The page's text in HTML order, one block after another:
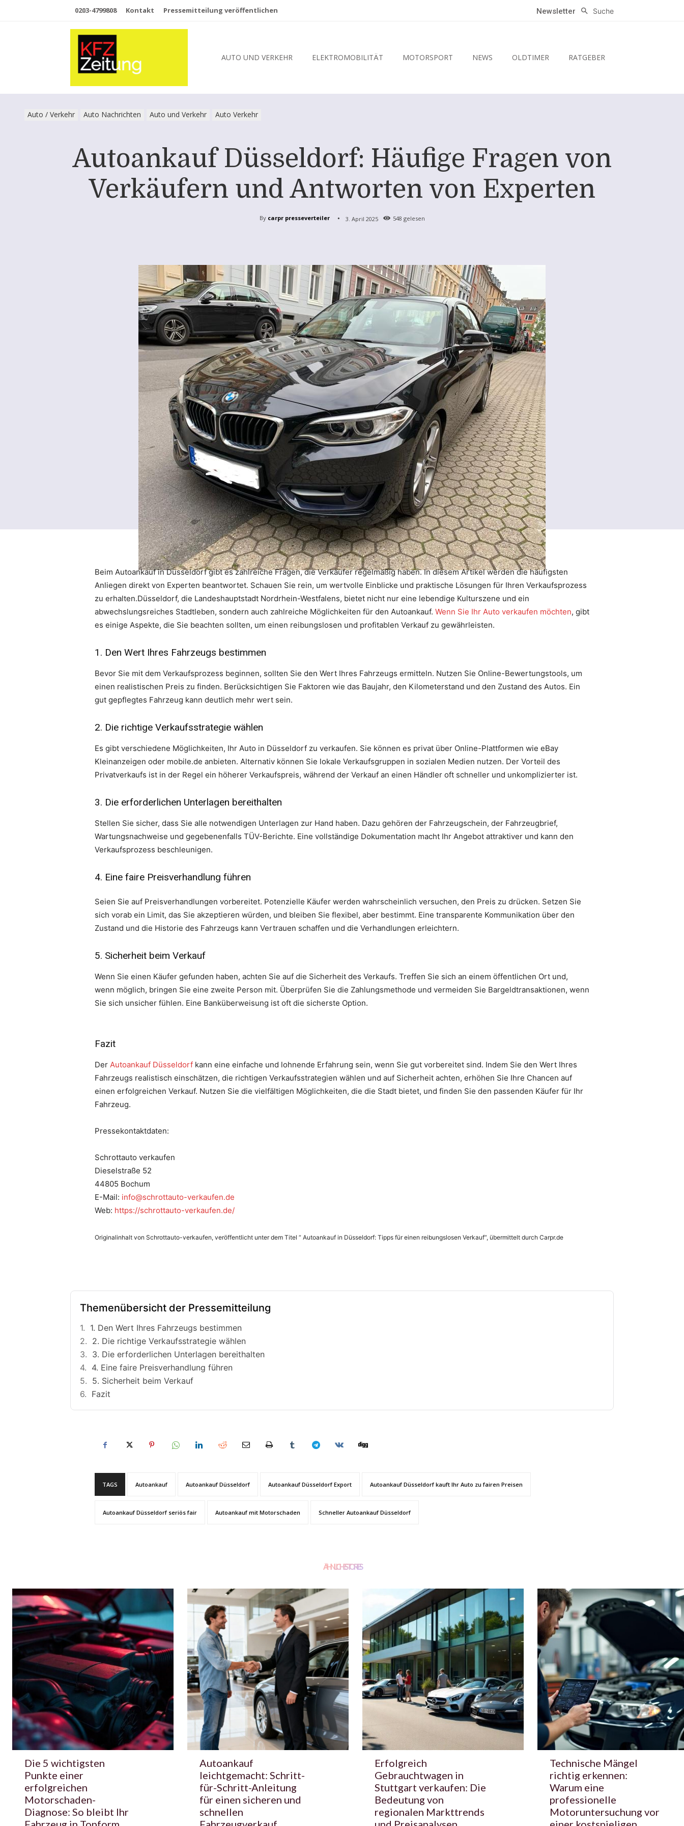
0203-4799808 Kontakt Pressemitteilung veröffentlichen Newsletter Suche
AUTO UND VERKEHR ELEKTROMOBILITÄT MOTORSPORT NEWS OLDTIMER RATGEBER
Auto / Verkehr Auto Nachrichten Auto und Verkehr Auto Verkehr
Autoankauf Düsseldorf: Häufige Fragen von
Verkäufern und Antworten von Experten
By carpr presseverteiler 3. April 2025 548 gelesen
Beim Autoankauf in Düsseldorf gibt es zahlreiche Fragen, die Verkäufer regelmäßig haben. In diesem Artikel werden die häufigsten
Anliegen direkt von Experten beantwortet. Schauen Sie rein, um wertvolle Einblicke und praktische Lösungen für Ihren Verkaufsprozess
zu erhalten.Düsseldorf, die Landeshauptstadt Nordrhein-Westfalens, bietet nicht nur eine lebendige Kulturszene und ein
abwechslungsreiches Stadtleben, sondern auch zahlreiche Möglichkeiten für den Autoankauf. Wenn Sie Ihr Auto verkaufen möchten, gibt
es einige Aspekte, die Sie beachten sollten, um einen reibungslosen und profitablen Verkauf zu gewährleisten.
1. Den Wert Ihres Fahrzeugs bestimmen
Bevor Sie mit dem Verkaufsprozess beginnen, sollten Sie den Wert Ihres Fahrzeugs ermitteln. Nutzen Sie Online-Bewertungstools, um
einen realistischen Preis zu finden. Berücksichtigen Sie Faktoren wie das Baujahr, den Kilometerstand und den Zustand des Autos. Ein
gut gepflegtes Fahrzeug kann deutlich mehr wert sein.
2. Die richtige Verkaufsstrategie wählen
Es gibt verschiedene Möglichkeiten, Ihr Auto in Düsseldorf zu verkaufen. Sie können es privat über Online-Plattformen wie eBay
Kleinanzeigen oder mobile.de anbieten. Alternativ können Sie lokale Verkaufsgruppen in sozialen Medien nutzen. Der Vorteil des
Privatverkaufs ist in der Regel ein höherer Verkaufspreis, während der Verkauf an einen Händler oft schneller und unkomplizierter ist.
3. Die erforderlichen Unterlagen bereithalten
Stellen Sie sicher, dass Sie alle notwendigen Unterlagen zur Hand haben. Dazu gehören der Fahrzeugschein, der Fahrzeugbrief,
Wartungsnachweise und gegebenenfalls TÜV-Berichte. Eine vollständige Dokumentation macht Ihr Angebot attraktiver und kann den
Verkaufsprozess beschleunigen.
4. Eine faire Preisverhandlung führen
Seien Sie auf Preisverhandlungen vorbereitet. Potenzielle Käufer werden wahrscheinlich versuchen, den Preis zu drücken. Setzen Sie
sich vorab ein Limit, das Sie akzeptieren würden, und bleiben Sie flexibel, aber bestimmt. Eine transparente Kommunikation über den
Zustand und die Historie des Fahrzeugs kann Vertrauen schaffen und die Verhandlungen erleichtern.
5. Sicherheit beim Verkauf
Wenn Sie einen Käufer gefunden haben, achten Sie auf die Sicherheit des Verkaufs. Treffen Sie sich an einem öffentlichen Ort und,
wenn möglich, bringen Sie eine zweite Person mit. Überprüfen Sie die Zahlungsmethode und vermeiden Sie Bargeldtransaktionen, wenn
Sie sich unsicher fühlen. Eine Banküberweisung ist oft die sicherste Option.
Fazit
Der Autoankauf Düsseldorf kann eine einfache und lohnende Erfahrung sein, wenn Sie gut vorbereitet sind. Indem Sie den Wert Ihres
Fahrzeugs realistisch einschätzen, die richtigen Verkaufsstrategien wählen und auf Sicherheit achten, erhöhen Sie Ihre Chancen auf
einen erfolgreichen Verkauf. Nutzen Sie die vielfältigen Möglichkeiten, die die Stadt bietet, und finden Sie den passenden Käufer für Ihr
Fahrzeug.
Pressekontaktdaten:
Schrottauto verkaufen
Dieselstraße 52
44805 Bochum
E-Mail: info@schrottauto-verkaufen.de
Web: https://schrottauto-verkaufen.de/
Originalinhalt von Schrottauto-verkaufen, veröffentlicht unter dem Titel “ Autoankauf in Düsseldorf: Tipps für einen reibungslosen Verkauf“, übermittelt durch Carpr.de
Themenübersicht der Pressemitteilung
1. Den Wert Ihres Fahrzeugs bestimmen
2. Die richtige Verkaufsstrategie wählen
3. Die erforderlichen Unterlagen bereithalten
4. Eine faire Preisverhandlung führen
5. Sicherheit beim Verkauf
Fazit
TAGS Autoankauf Autoankauf Düsseldorf Autoankauf Düsseldorf Export Autoankauf Düsseldorf kauft Ihr Auto zu fairen Preisen
Autoankauf Düsseldorf seriös fair Autoankauf mit Motorschaden Schneller Autoankauf Düsseldorf
ÄHNLICHE STORIES
Die 5 wichtigsten
Punkte einer
erfolgreichen
Motorschaden-
Diagnose: So bleibt Ihr
Autoankauf
leichtgemacht: Schritt-
für-Schritt-Anleitung
für einen sicheren und
schnellen
Erfolgreich
Gebrauchtwagen in
Stuttgart verkaufen: Die
Bedeutung von
regionalen Markttrends
Technische Mängel
richtig erkennen:
Warum eine
professionelle
Motoruntersuchung vor